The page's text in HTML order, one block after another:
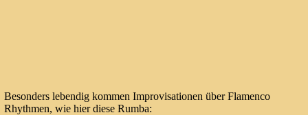
Besonders lebendig kommen Improvisationen über Flamenco
Rhythmen, wie hier diese Rumba: